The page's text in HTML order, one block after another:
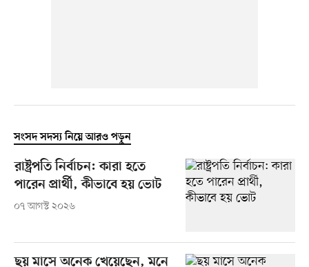
সংসদ সদস্য নিয়ে আরও পড়ুন
রাষ্ট্রপতি নির্বাচন: কারা হতে
পারেন প্রার্থী, কীভাবে হয় ভোট
০৭ আগস্ট ২০২৬
ছয় মাসে অনেক খেয়েছেন, মনে